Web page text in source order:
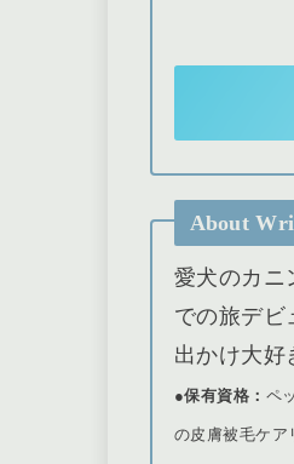
About
愛犬のカニ
での旅デビ
出かけ大好
●保有資格： ペ
の皮膚被毛ケア